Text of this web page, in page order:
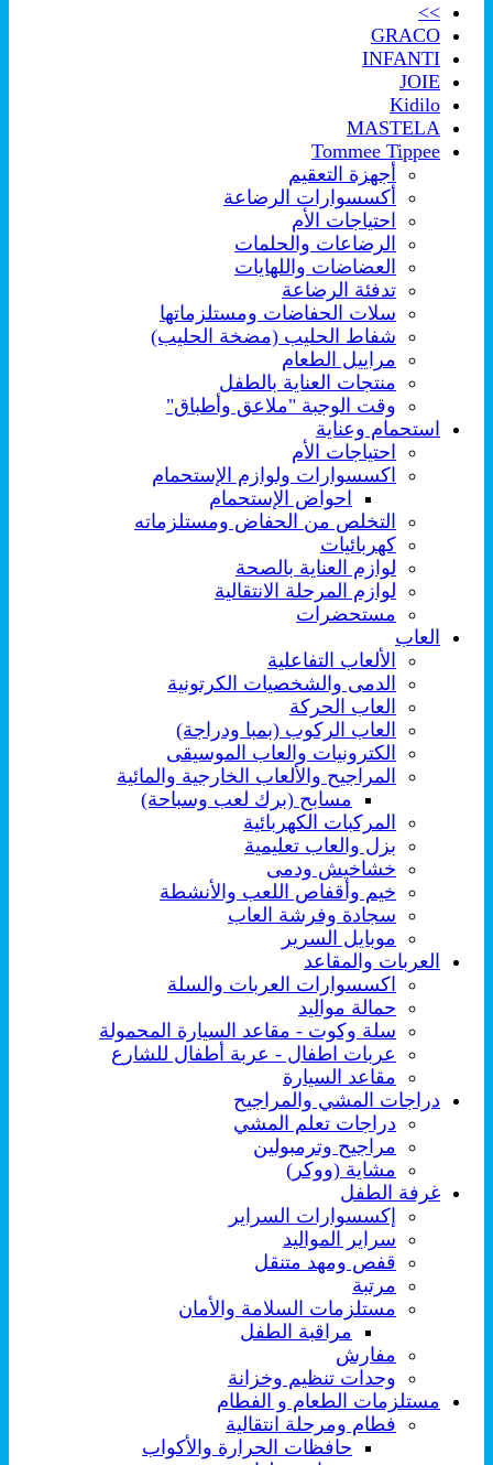
>>
GRACO
INFANTI
JOIE
Kidilo
MASTELA
Tommee Tippee
أجهزة التعقيم
أكسسوارات الرضاعة
احتياجات الأم
الرضاعات والحلمات
العضاضات واللهايات
تدفئة الرضاعة
سلات الحفاضات ومستلزماتها
شفاط الحليب (مضخة الحليب)
مراييل الطعام
منتجات العناية بالطفل
وقت الوجبة "ملاعق وأطباق"
استحمام وعناية
احتياجات الأم
اكسسوارات ولوازم الإستحمام
احواض الإستحمام
التخلص من الحفاض ومستلزماته
كهربائيات
لوازم العناية بالصحة
لوازم المرحلة الانتقالية
مستحضرات
العاب
الألعاب التفاعلية
الدمى والشخصيات الكرتونية
العاب الحركة
العاب الركوب (بمبا ودراجة)
الكترونيات والعاب الموسيقى
المراجيح والألعاب الخارجية والمائية
مسابح (برك لعب وسباحة)
المركبات الكهربائية
بزل والعاب تعليمية
خشاخيش ودمى
خيم وأقفاص اللعب والأنشطة
سجادة وفرشة العاب
موبايل السرير
العربات والمقاعد
اكسسوارات العربات والسلة
حمالة مواليد
سلة وكوت - مقاعد السيارة المحمولة
عربات اطفال - عربة أطفال للشارع
مقاعد السيارة
دراجات المشي والمراجيح
دراجات تعلم المشي
مراجيح وترمبولين
مشاية (ووكر)
غرفة الطفل
إكسسوارات السراير
سراير المواليد
قفص ومهد متنقل
مرتبة
مستلزمات السلامة والأمان
مراقبة الطفل
مفارش
وحدات تنظيم وخزانة
مستلزمات الطعام و الفطام
فطام ومرحلة انتقالية
حافظات الحرارة والأكواب